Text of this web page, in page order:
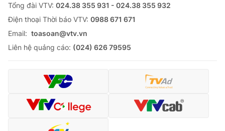
Tổng đài VTV: 024.38 355 931 - 024.38 355 932
Ðiện thoại Thời báo VTV: 0988 671 671
Email: toasoan@vtv.vn
Liên hệ quảng cáo: (024) 626 79595